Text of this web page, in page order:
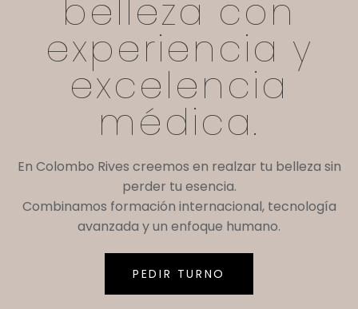
belleza con
experiencia y
excelencia
médica.
En Colombo Rives creemos en realzar tu belleza sin
perder tu esencia.
Combinamos formación internacional, tecnología
avanzada y un enfoque humano.
PEDIR TURNO